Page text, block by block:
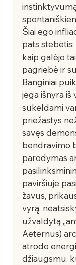
Šiai ego
pats stebėtis:
kaip galėjo
pagriebė ir
Banginiai
jėga išnyra iš
sukeldami
priežastys
savęs
bendravimo
parodymas
paviršiuje
žavus,
vyrą,
užvaldytą
Aeternus)
atrodo
džiaugsmu,